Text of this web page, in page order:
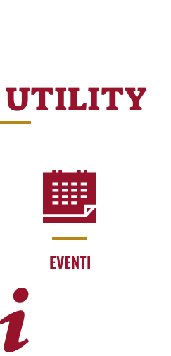
UTILITY
EVENTI